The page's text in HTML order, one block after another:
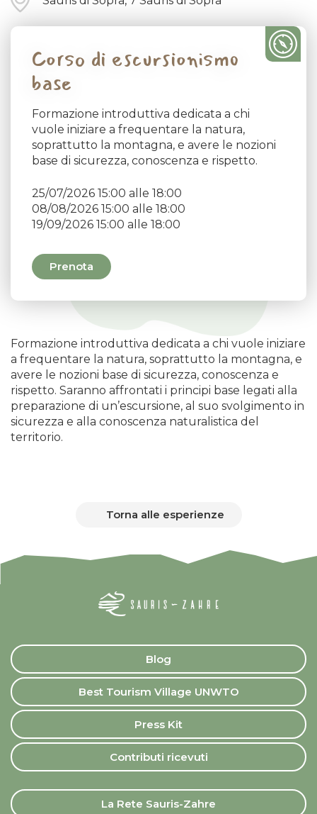
Corso di escursionismo
base
Formazione introduttiva dedicata a chi
vuole iniziare a frequentare la natura,
soprattutto la montagna, e avere le nozioni
base di sicurezza, conoscenza e rispetto.
25/07/2026 15:00 alle 18:00
08/08/2026 15:00 alle 18:00
19/09/2026 15:00 alle 18:00
Prenota
Formazione introduttiva dedicata a chi vuole iniziare
a frequentare la natura, soprattutto la montagna, e
avere le nozioni base di sicurezza, conoscenza e
rispetto. Saranno affrontati i principi base legati alla
preparazione di un’escursione, al suo svolgimento in
sicurezza e alla conoscenza naturalistica del
territorio.
Torna alle esperienze
Blog
Best Tourism Village UNWTO
Press Kit
Contributi ricevuti
La Rete Sauris-Zahre